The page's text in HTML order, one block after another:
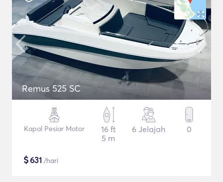
Remus 525 SC
Kapal Pesiar Motor
16 ft
5 m
6 Jelajah 0
$631 /hari